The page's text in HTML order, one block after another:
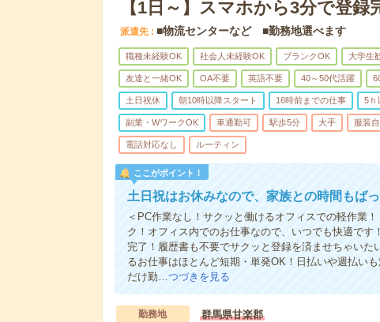
【1日～】スマホから3分で登録
派遣先 ■物流センターなど ■勤務地選べます
職種未経験OK 社会人未経験OK ブランクOK 大学生
友達と一緒OK OA不要 英語不要 40～50代活躍
土日祝休 朝10時以降スタート 16時前までの仕事 5ｈ
副業・WワークOK 車通勤可 駅歩5分 大手 服装
電話対応なし ルーティン
ここがポイント！
土日祝はお休みなので、家族との時間もば
＜PC作業なし！サクッと働けるオフィスでの軽作業
ク！オフィス内でのお仕事なので、いつでも快適で
完了！履歴書も不要でサクッと登録を済ませちゃい
るお仕事はほとんど短期・単発OK！日払いや週払い
だけ勤…つづきを見る
勤務地 群馬県甘楽郡